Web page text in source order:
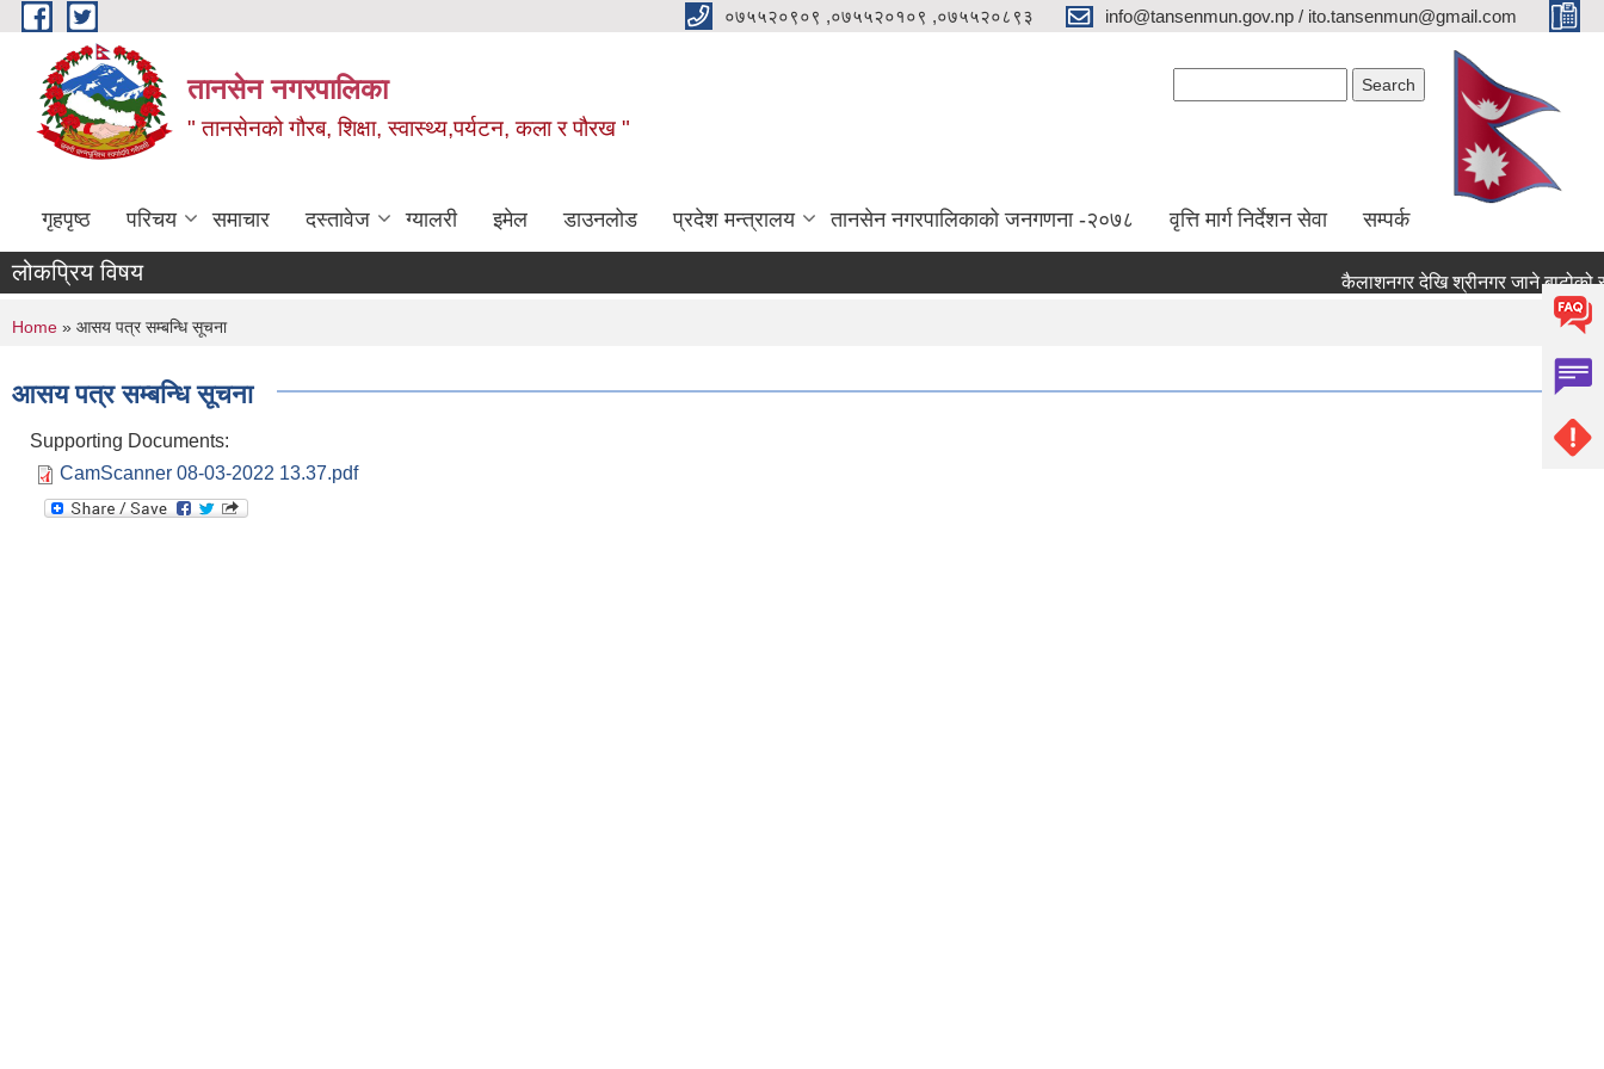
Skip to main content ०७५५२०९०९ ,०७५५२०१०९ ,०७५५२०८९३ info@tansenmun.gov.np / ito.tansenmun@gmail.com
तानसेन नगरपालिका
" तानसेनको गौरब, शिक्षा, स्वास्थ्य,पर्यटन, कला र पौरख "
गृहपृष्ठ परिचय समाचार दस्तावेज ग्यालरी इमेल डाउनलोड प्रदेश मन्त्रालय तानसेन नगरपालिकाको जनगणना -२०७८ वृत्ति मार्ग निर्देशन सेवा सम्पर्क
लोकप्रिय विषय
You are here
Home » आसय पत्र सम्बन्धि सूचना
आसय पत्र सम्बन्धि सूचना
Supporting Documents:
CamScanner 08-03-2022 13.37.pdf